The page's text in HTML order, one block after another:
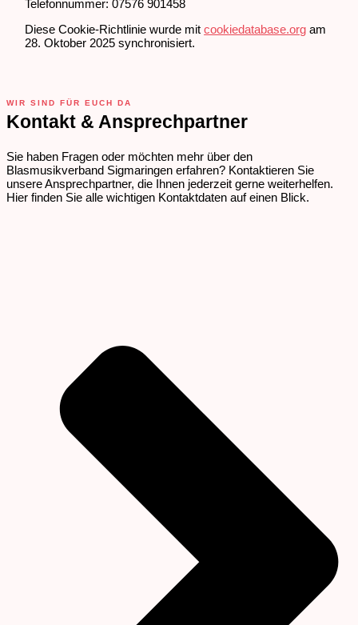
Telefonnummer: 07576 901458
Diese Cookie-Richtlinie wurde mitcookiedatabase.org am
28. Oktober 2025 synchronisiert.
WIR SIND FÜR EUCH DA
Kontakt & Ansprechpartner
Sie haben Fragen oder möchten mehr über den
Blasmusikverband Sigmaringen erfahren? Kontaktieren Sie
unsere Ansprechpartner, die Ihnen jederzeit gerne weiterhelfen.
Hier finden Sie alle wichtigen Kontaktdaten auf einen Blick.